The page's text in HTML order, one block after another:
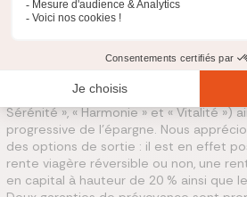
Quel est notre avis sur le PER
Ce contrat Gan Retraite PER nous
gestion libre, la gestion à horizon avec
Sérénité », « Harmonie » et « Vitalité »)
progressive de l’épargne. Nous
des options de sortie : il est en effet
rente viagère réversible ou non, une
en capital à hauteur de 20 % ainsi que